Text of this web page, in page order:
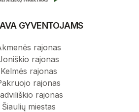
GYVENTOJAMS
rajonas
rajonas
Kelmės rajonas
rajonas
rajonas
Šiaulių miestas